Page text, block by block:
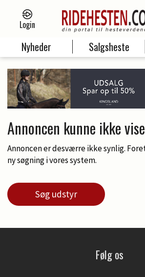
Login
Nyheder Salgsheste
Annoncen kunne ikke
Annoncen er desværre ikke synlig.
ny søgning i vores system.
Søg udstyr
Følg os